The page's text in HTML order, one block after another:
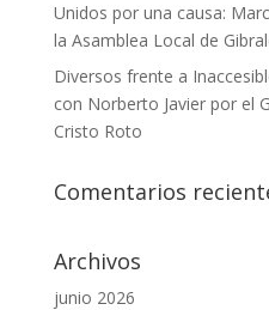
Unidos por una causa:
la Asamblea Local de
Diversos frente a
con Norberto Javier por el
Cristo Roto
Comentarios
Archivos
junio 2026